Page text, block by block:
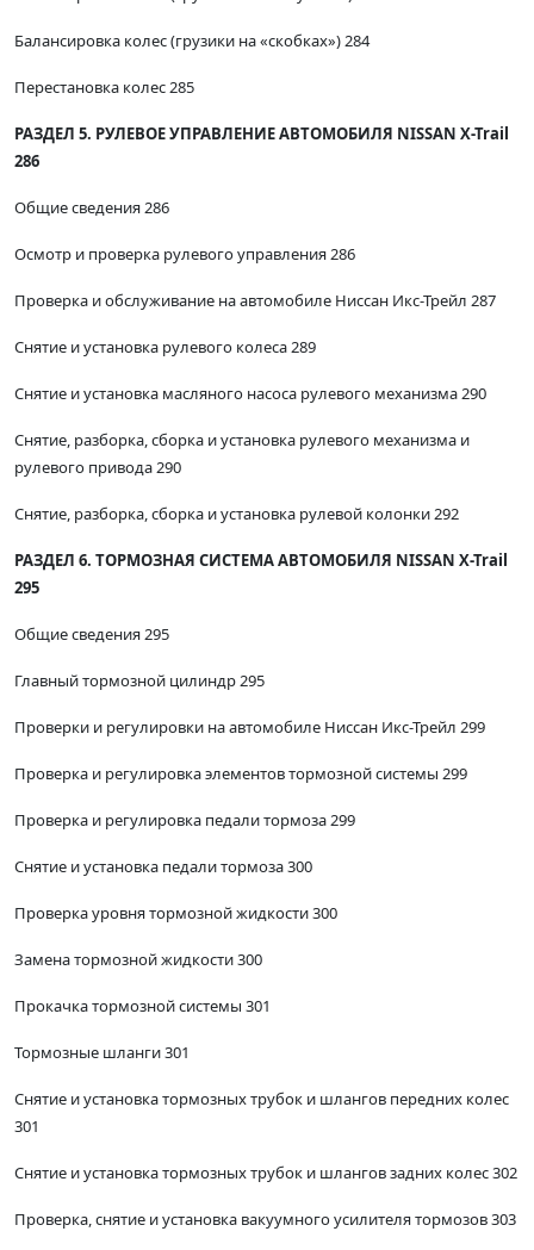
Балансировка колес (грузики на «скобках») 284
Перестановка колес 285
РАЗДЕЛ 5. РУЛЕВОЕ УПРАВЛЕНИЕ АВТОМОБИЛЯ NISSAN X-Trail
286
Общие сведения 286
Осмотр и проверка рулевого управления 286
Проверка и обслуживание на автомобиле Ниссан Икс-Трейл 287
Снятие и установка рулевого колеса 289
Снятие и установка масляного насоса рулевого механизма 290
Снятие, разборка, сборка и установка рулевого механизма и
рулевого привода 290
Снятие, разборка, сборка и установка рулевой колонки 292
РАЗДЕЛ 6. ТОРМОЗНАЯ СИСТЕМА АВТОМОБИЛЯ NISSAN X-Trail
295
Общие сведения 295
Главный тормозной цилиндр 295
Проверки и регулировки на автомобиле Ниссан Икс-Трейл 299
Проверка и регулировка элементов тормозной системы 299
Проверка и регулировка педали тормоза 299
Снятие и установка педали тормоза 300
Проверка уровня тормозной жидкости 300
Замена тормозной жидкости 300
Прокачка тормозной системы 301
Тормозные шланги 301
Снятие и установка тормозных трубок и шлангов передних колес
301
Снятие и установка тормозных трубок и шлангов задних колес 302
Проверка, снятие и установка вакуумного усилителя тормозов 303